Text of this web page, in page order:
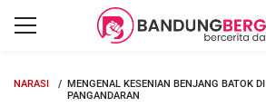
NARASI
MENGENAL KESENIAN BENJANG BATOK
PANGANDARAN